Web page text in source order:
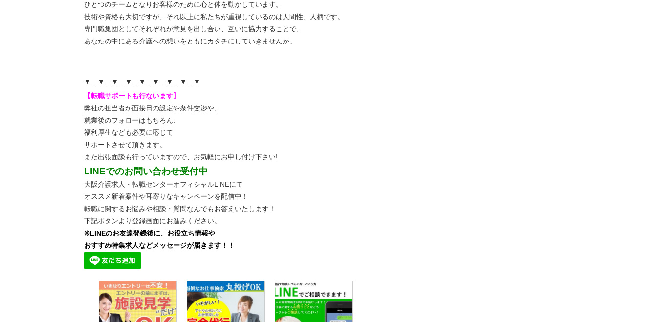
ひとつのチームとなりお客様のために心と体を動かしています。
技術や資格も大切ですが、それ以上に私たちが重視しているのは人間性、人柄です。
専門職集団としてそれぞれが意見を出し合い、互いに協力することで、
あなたの中にある介護への想いをともにカタチにしていきませんか。
▼…▼…▼…▼…▼…▼…▼…▼…▼
【転職サポートも行ないます】
弊社の担当者が面接日の設定や条件交渉や、
就業後のフォローはもちろん、
福利厚生なども必要に応じて
サポートさせて頂きます。
また出張面談も行っていますので、 お気軽にお申し付け下さい!
LINEでのお問い合わせ受付中
大阪介護求人・転職センターオフィシャルLINEにて
オススメ新着案件や耳寄りなキャンペーンを配信中！
転職に関するお悩みや相談・質問なんでもお答えいたします！
下記ボタンより登録画面にお進みください。
※LINEのお友達登録後に、お役立ち情報や
おすすめ特集求人などメッセージが届きます！！